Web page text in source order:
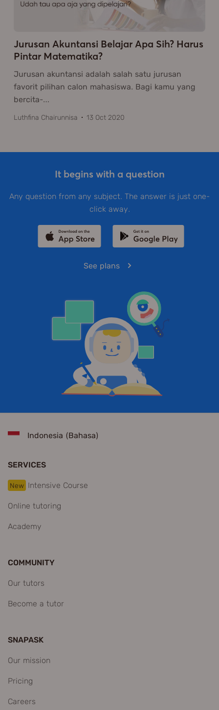
Jurusan Akuntansi Belajar Apa Sih? Harus
Pintar Matematika?
Jurusan akuntansi adalah salah satu jurusan
favorit pilihan calon mahasiswa. Bagi kamu yang
bercita-…
Luthfina Chairunnisa 13 Oct 2020
It begins with a question
Any question from any subject. The answer is just one-
click away.
See plans
Indonesia (Bahasa)
SERVICES
New Intensive Course
Online tutoring
Academy
COMMUNITY
Our tutors
Become a tutor
SNAPASK
Our mission
Pricing
Careers